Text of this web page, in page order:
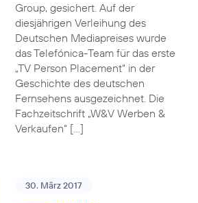
Group, gesichert. Auf der
diesjährigen Verleihung des
Deutschen Mediapreises wurde
das Telefónica-Team für das erste
„TV Person Placement“ in der
Geschichte des deutschen
Fernsehens ausgezeichnet. Die
Fachzeitschrift „W&V Werben &
Verkaufen“ […]
30. März 2017